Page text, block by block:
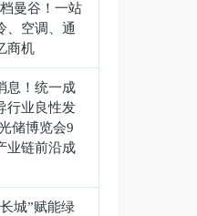
曼谷！一站
、空调、通
商机
息！统一成
行业良性发
储博览会9
业链前沿成
城”赋能绿